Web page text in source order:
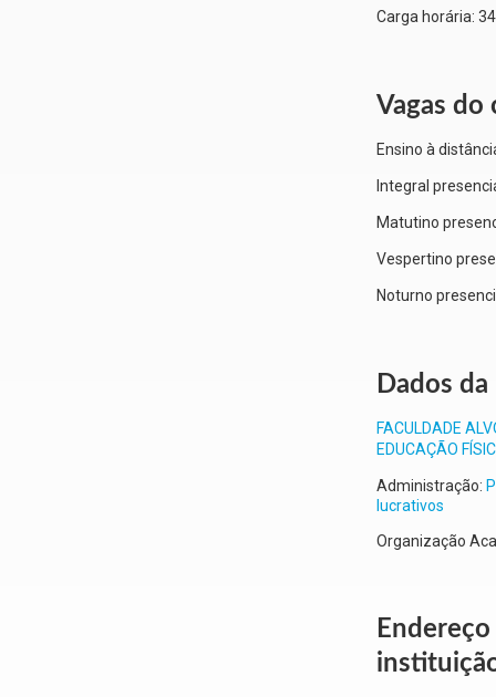
Carga horária:
Vagas do
Ensino à
Integral
Matutino
Vespertino
Noturno
Dados
FACULDADE
EDUCAÇÃO
Administração:
lucrativos
Organização
Endereço